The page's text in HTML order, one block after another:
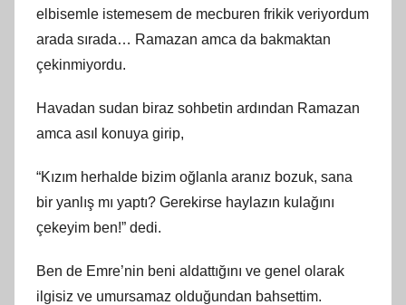
elbisemle istemesem de mecburen frikik veriyordum
arada sırada… Ramazan amca da bakmaktan
çekinmiyordu.
Havadan sudan biraz sohbetin ardından Ramazan
amca asıl konuya girip,
“Kızım herhalde bizim oğlanla aranız bozuk, sana
bir yanlış mı yaptı? Gerekirse haylazın kulağını
çekeyim ben!” dedi.
Ben de Emre’nin beni aldattığını ve genel olarak
ilgisiz ve umursamaz olduğundan bahsettim.